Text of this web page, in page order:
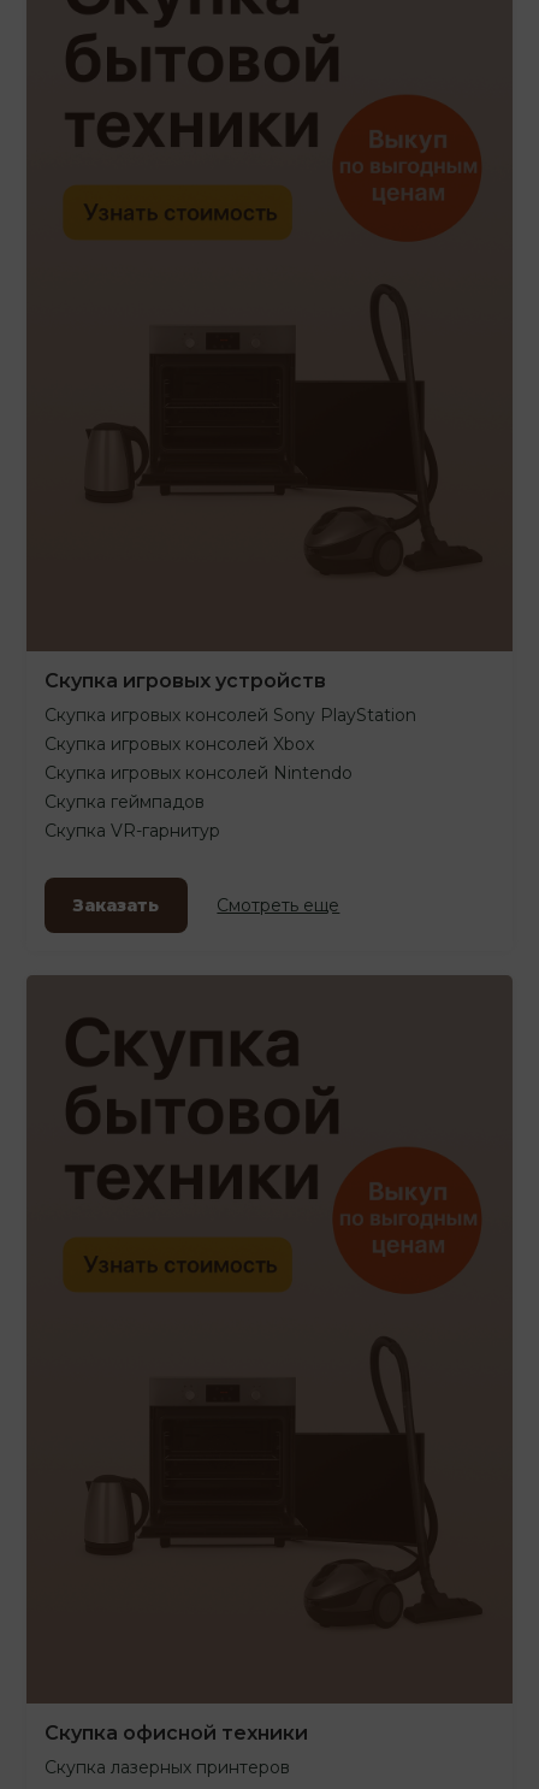
Скупка игровых устройств
Скупка игровых консолей Sony PlayStation
Скупка игровых консолей Xbox
Скупка игровых консолей Nintendo
Скупка геймпадов
Скупка VR-гарнитур
Заказать Смотреть еще
Скупка офисной техники
Скупка лазерных принтеров